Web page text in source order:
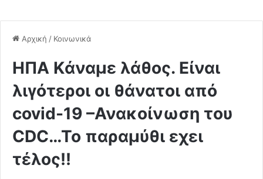
Αρχική / Κοινωνικά
ΗΠΑ Kάναμε λάθος. Είναι
λιγότεροι οι θάνατοι από
covid-19 –Ανακοίνωση του
CDC…To παραμύθι εχει
τέλος!!